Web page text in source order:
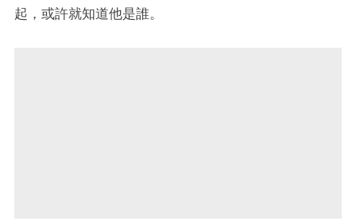
起，或許就知道他是誰。